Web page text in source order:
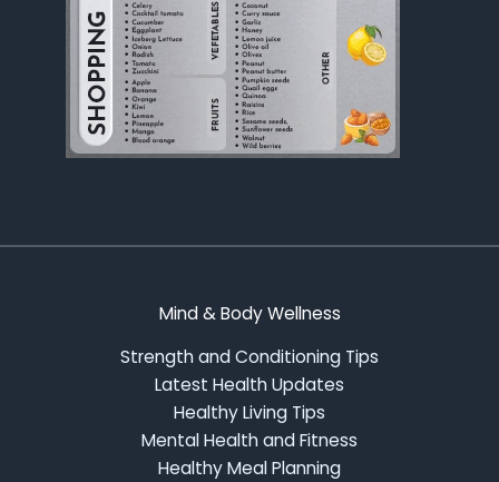
Mind & Body Wellness
Strength and Conditioning Tips
Latest Health Updates
Healthy Living Tips
Mental Health and Fitness
Healthy Meal Planning